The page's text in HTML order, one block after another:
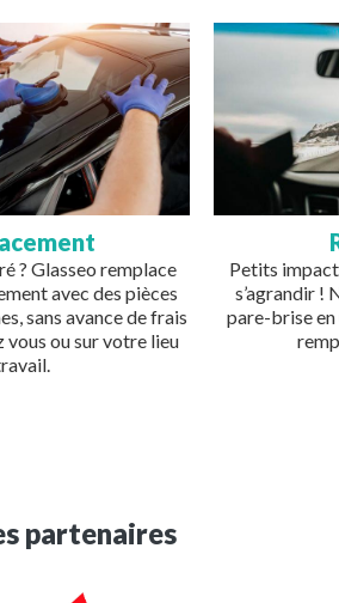
? Glasseo remplace
avec des pièces
sans avance de frais
ou sur votre lieu
Image
Petits
s’agrandir !
pare-brise
partenaires